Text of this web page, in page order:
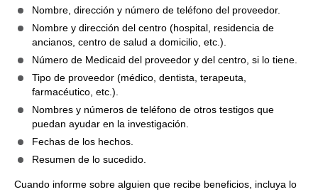
Nombre, dirección y número de teléfono del proveedor.
Nombre y dirección del centro (hospital, residencia de
ancianos, centro de salud a domicilio, etc.).
Número de Medicaid del proveedor y del centro, si lo tiene.
Tipo de proveedor (médico, dentista, terapeuta,
farmacéutico, etc.).
Nombres y números de teléfono de otros testigos que
puedan ayudar en la investigación.
Fechas de los hechos.
Resumen de lo sucedido.
Cuando informe sobre alguien que recibe beneficios, incluya lo